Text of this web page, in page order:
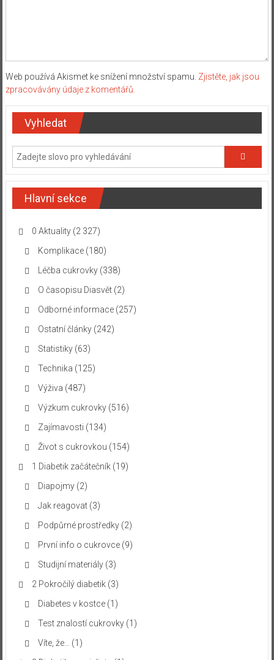
Web používá Akismet ke snížení množství spamu. Zjistěte, jak jsou
zpracovávány údaje z komentářů.
Vyhledat
Hlavní sekce
0 Aktuality(2 327)
Komplikace(180)
Léčba cukrovky(338)
O časopisu Diasvět(2)
Odborné informace(257)
Ostatní články(242)
Statistiky(63)
Technika (125)
Výživa (487)
Výzkum cukrovky(516)
Zajímavosti (134)
Život s cukrovkou (154)
1 Diabetik začátečník(19)
Diapojmy(2)
Jak reagovat(3)
Podpůrné prostředky(2)
První info o cukrovce(9)
Studijní materiály(3)
2 Pokročilý diabetik(3)
Diabetes v kostce(1)
Test znalostí cukrovky(1)
Víte, že…
(1)